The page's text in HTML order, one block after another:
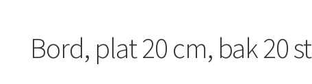
Bord, plat 20 cm, bak 20 st